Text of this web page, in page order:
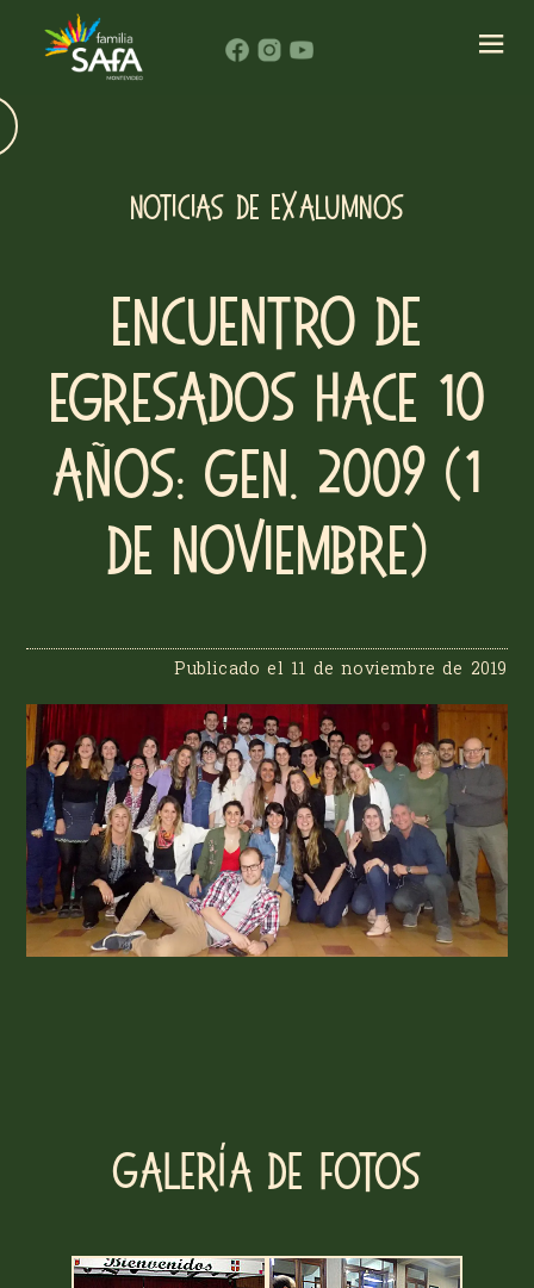
NOTICIAS DE EXALUMNOS
Encuentro de
egresados hace 10
años: Gen. 2009 (1
de noviembre)
Publicado el 11 de noviembre de 2019
Galería de fotos